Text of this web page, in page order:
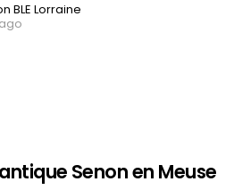
BLE Lorraine
Senon en Meuse